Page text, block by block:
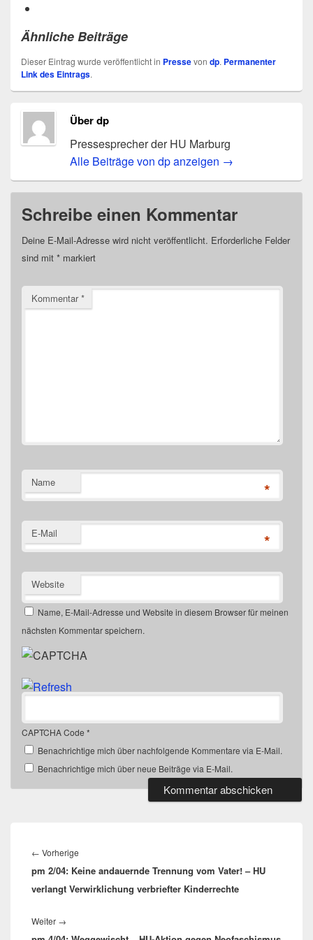
Ähnliche Beiträge
Dieser Eintrag wurde veröffentlicht in Pressevon dp. Permanenter
Link des Eintrags.
Über dp
Pressesprecher der HU Marburg
Alle Beiträge von dp anzeigen →
Schreibe einen Kommentar
Deine E-Mail-Adresse wird nicht veröffentlicht. Erforderliche Felder
sind mit * markiert
Kommentar*
Name *
E-Mail *
Website
Name, E-Mail-Adresse und Website in diesem Browser für meinen
nächsten Kommentar speichern.
CAPTCHA Code *
Benachrichtige mich über nachfolgende Kommentare via E-Mail.
Benachrichtige mich über neue Beiträge via E-Mail.
← Vorherige
Beitrag:
pm 2/04: Keine andauernde Trennung vom Vater! – HU
verlangt Verwirklichung verbriefter Kinderrechte
Weiter →